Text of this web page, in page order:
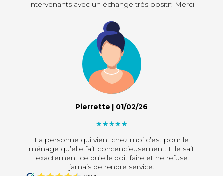
intervenants avec un échange très positif. Merci
Pierrette | 01/02/26
La personne qui vient chez moi c’est pour le
ménage qu’elle fait concencieusement. Elle sait
exactement ce qu’elle doit faire et ne refuse
jamais de rendre service.